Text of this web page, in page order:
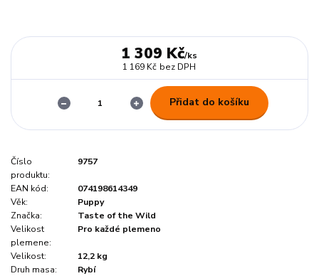
1 309 Kč/ks
1 169 Kč bez DPH
Přidat do košíku
Číslo
produktu:
9757
EAN kód:
074198614349
Věk:
Puppy
Značka:
Taste of the Wild
Velikost
plemene:
Pro každé plemeno
Velikost:
12,2 kg
Druh masa:
Rybí